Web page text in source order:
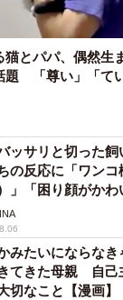
猫とパパ、偶然生
題 「尊い」「て
ッサリと切った
の反応に「ワン
」「困り顔がかわ
かみたいにならな
てきた母親 自己
切なこと【漫画】